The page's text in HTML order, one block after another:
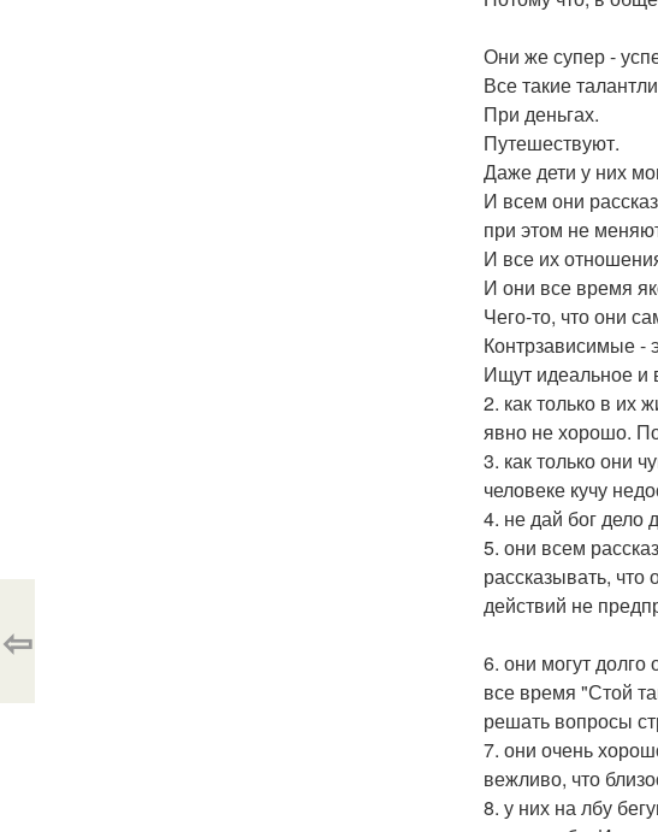
Они же супер -
Все такие
При деньгах.
Путешествуют.
Даже дети у них
И всем они
при этом не
И все их
И они все время
Чего-то, что они
Контрзависимые -
Ищут идеальное и
2. как только в их
явно не хорошо.
3. как только они
человеке кучу
4. не дай бог дело
5. они всем
рассказывать, что
действий не
6. они могут
все время "Стой
решать вопросы
7. они очень
вежливо, что
8. у них на лбу
⇦